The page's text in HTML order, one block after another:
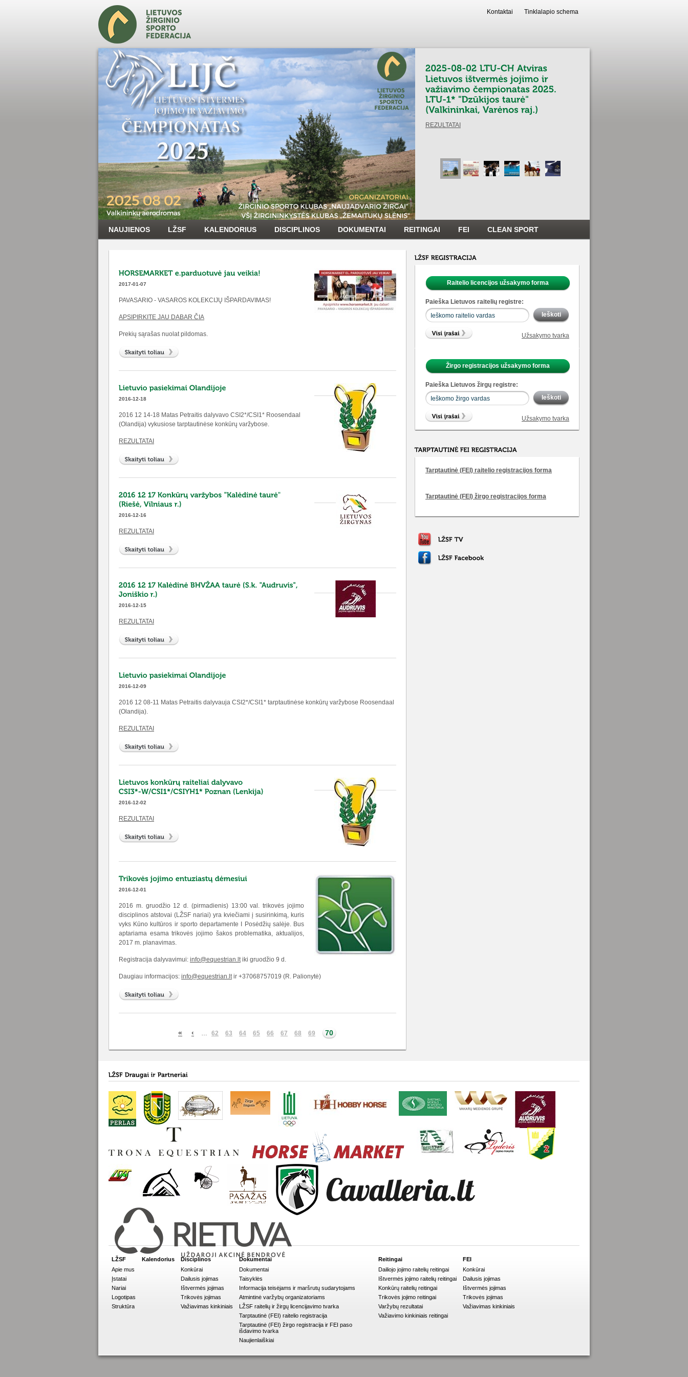
Tinklalapio schema
Kontaktai
www.horsemarket.lt
NAUJIENOS LŽSF KALENDORIUS DISCIPLINOS DOKUMENTAI REITINGAI FEI CLEAN SPORT
2017-01-07
PAVASARIO - VASAROS KOLEKCIJŲ IŠPARDAVIMAS!
APSIPIRKITE JAU DABAR ČIA
Prekių sąrašas nuolat pildomas.
2016-12-18
2016 12 14-18 Matas Petraitis dalyvavo CSI2*/CSI1* Roosendaal
(Olandija) vykusiose tarptautinėse konkūrų varžybose.
REZULTATAI
2016-12-16
REZULTATAI
2016-12-15
REZULTATAI
2016-12-09
2016 12 08-11 Matas Petraitis dalyvauja CSI2*/CSI1* tarptautinėse konkūrų varžybose Roosendaal
(Olandija).
REZULTATAI
2016-12-02
REZULTATAI
2016-12-01
2016 m. gruodžio 12 d. (pirmadienis) 13:00 val. trikovės jojimo
disciplinos atstovai (LŽSF nariai) yra kviečiami į susirinkimą, kuris
vyks Kūno kultūros ir sporto departamente I Posėdžių salėje. Bus
aptariama esama trikovės jojimo šakos problematika, aktualijos,
2017 m. planavimas.
Registracija dalyvavimui: info@equestrian.ltiki gruodžio 9 d.
Daugiau informacijos: info@equestrian.ltir +37068757019 (R. Palionytė)
« ‹ … 62 63 64 65 66 67 68 69 70
Raitelio licencijos užsakymo forma
Paieška Lietuvos raitelių registre:
Užsakymo tvarka
Žirgo registracijos užsakymo forma
Paieška Lietuvos žirgų registre:
Užsakymo tvarka
Tarptautinė (FEI) raitelio registracijos forma
Tarptautinė (FEI) žirgo registracijos forma
LŽSF
Apie mus
Įstatai
Nariai
Logotipas
Struktūra
Kalendorius
Disciplinos
Konkūrai
Dailusis jojimas
Ištvermės jojimas
Trikovės jojimas
Važiavimas kinkiniais
Dokumentai
Dokumentai
Taisyklės
Informacija teisėjams ir maršrutų sudarytojams
Atmintinė varžybų organizatoriams
LŽSF raitelių ir žirgų licencijavimo tvarka
Tarptautinė (FEI) raitelio registracija
Tarptautinė (FEI) žirgo registracija ir FEI paso
išdavimo tvarka
Naujienlaiškiai
Reitingai
Dailiojo jojimo raitelių reitingai
Ištvermės jojimo raitelių reitingai
Konkūrų raitelių reitingai
Trikovės jojimo reitingai
Varžybų rezultatai
Važiavimo kinkiniais reitingai
FEI
Konkūrai
Dailusis jojimas
Ištvermės jojimas
Trikovės jojimas
Važiavimas kinkiniais